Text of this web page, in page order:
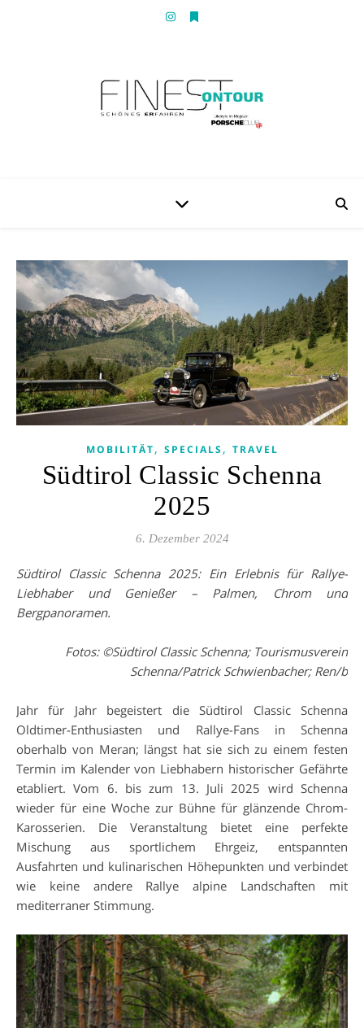
MOBILITÄT, SPECIALS, TRAVEL
Südtirol Classic Schenna
2025
6. Dezember 2024
Südtirol Classic Schenna 2025: Ein Erlebnis für Rallye-
Liebhaber und Genießer – Palmen, Chrom und
Bergpanoramen.
Fotos: ©Südtirol Classic Schenna; Tourismusverein
Schenna/Patrick Schwienbacher; Ren/b
Jahr für Jahr begeistert die Südtirol Classic Schenna
Oldtimer-Enthusiasten und Rallye-Fans in Schenna
oberhalb von Meran; längst hat sie sich zu einem festen
Termin im Kalender von Liebhabern historischer Gefährte
etabliert. Vom 6. bis zum 13. Juli 2025 wird Schenna
wieder für eine Woche zur Bühne für glänzende Chrom-
Karosserien. Die Veranstaltung bietet eine perfekte
Mischung aus sportlichem Ehrgeiz, entspannten
Ausfahrten und kulinarischen Höhepunkten und verbindet
wie keine andere Rallye alpine Landschaften mit
mediterraner Stimmung.